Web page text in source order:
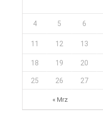
« Mrz
4 5 6
11 12 13
18 19 20
25 26 27